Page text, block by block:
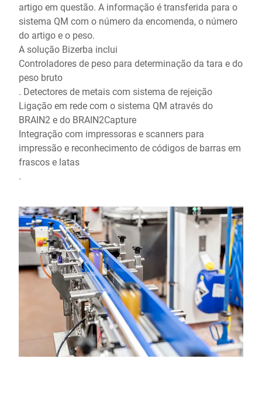
artigo em questão. A informação é transferida para o
sistema QM com o número da encomenda, o número
do artigo e o peso.
A solução Bizerba inclui
Controladores de peso para determinação da tara e do
peso bruto
. Detectores de metais com sistema de rejeição
Ligação em rede com o sistema QM através do
BRAIN2 e do BRAIN2Capture
Integração com impressoras e scanners para
impressão e reconhecimento de códigos de barras em
frascos e latas
.